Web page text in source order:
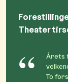
Theater
Årets
To